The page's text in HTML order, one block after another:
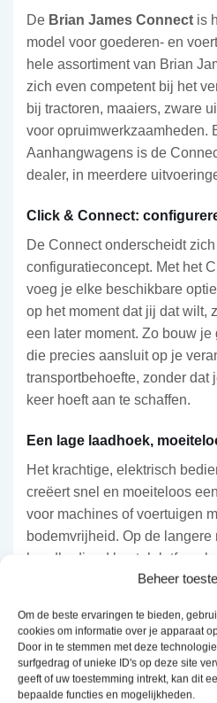
Beheer
Om de beste ervaringen te bieden,
cookies om informatie over je apparaat
Door in te stemmen met deze
surfgedrag of unieke ID's op deze site
geeft of uw toestemming intrekt, kan dit
bepaalde functies en mogelijkheden.
De Brian James Connect is
model voor goederen- en
hele assortiment van Brian
zich even competent bij het
bij tractoren, maaiers, zware
voor opruimwerkzaamheden.
Aanhangwagens is de
dealer, in meerdere
Click & Connect:
De Connect onderscheidt
configuratieconcept. Met het
voeg je elke beschikbare
op het moment dat jij dat wilt,
een later moment. Zo bouw
die precies aansluit op je
transportbehoefte, zonder dat
keer hoeft aan te schaffen.
Een lage laadhoek,
Het krachtige, elektrisch
creëert snel en moeiteloos
voor machines of voertuigen
bodemvrijheid. Op de
handbediend kantelplatform
kies je tussen oprijplaten van
oprijhoek, en dankzij de
lading rechtstreeks doorladen
voertuig.